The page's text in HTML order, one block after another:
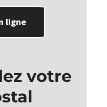
ligne
votre